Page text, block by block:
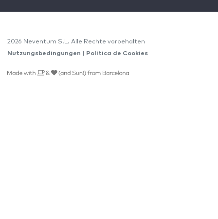
2026 Neventum S.L. Alle Rechte vorbehalten
Nutzungsbedingungen
Política de Cookies